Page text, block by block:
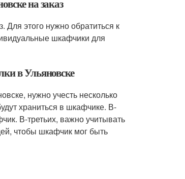
на заказ
Для этого нужно обратиться к
шкафчики для
в Ульяновске
нужно учесть несколько
храниться в шкафчике. В-
В-третьих, важно учитывать
чтобы шкафчик мог быть